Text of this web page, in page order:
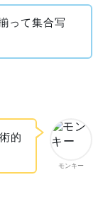
って集合写
モンキー
的